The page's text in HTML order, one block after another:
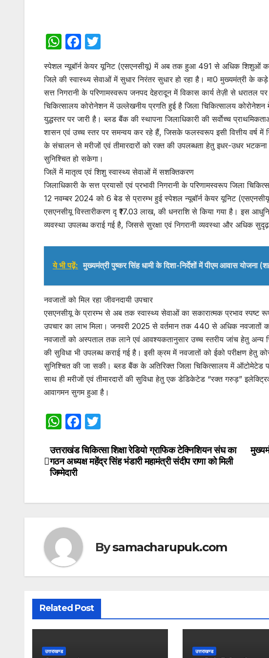
W
at
s
A
p
p
F
a
c
e
b
o
o
k
w
itt
er
स्पेशल न्यूबॉर्न केयर यूनिट (एसएनसीयू) में अब तक हुआ 491 से अधिक शिशुओं का
जिले की स्वास्थ्य सेवाओं में सुधार निरंतर सुधार हो रहा है। मा0 मुख्यमंत्री के कड़े
सत्त निगरानी के परिणामस्वरूप जनपद देहरादून में विकास कार्य तेज़ी से
चिकित्सालय कोरोनेशन में उल्लेखनीय प्रगति हुई है जिला चिकित्सालय
युद्धस्तर पर जारी है। ब्लड बैंक की स्थापना जिलाधिकारी की सर्वाेच्च
शासन एवं उच्च स्तर पर समन्वय कर रहे हैं, जिसके फलस्वरूप इसी वित्तीय वर्ष में
के संचालन से मरीजों एवं तीमारदारों को रक्त की उपलब्धता हेतु इधर-उधर
सुनिश्चित हो सकेगा।
जिलें में मातृत्व एवं शिशु स्वास्थ्य सेवाओं में सशक्तिकरण
जिलाधिकारी के सत्त प्रयासों एवं प्रभावी निगरानी के परिणामस्वरूप जिला
12 नवम्बर 2024 को 6 बेड से प्रारम्भ हुई स्पेशल न्यूबॉर्न केयर यूनिट (एसएनसीयू
एसएनसीयू विस्तारीकरण दृ ₹17.03 लाख, की धनराशि से किया गया है। इस
व्यवस्था उपलब्ध कराई गई है, जिससे सुरक्षा एवं निगरानी व्यवस्था और अधिक
ये भी पढ़ें: मुख्यमंत्री पुष्कर सिंह धामी के दिशा-निर्देशों में पीएम आवास योजना
नवजातों को मिल रहा जीवनदायी उपचार
एसएनसीयू के प्रारम्भ से अब तक स्वास्थ्य सेवाओं का सकारात्मक प्रभाव स्पष्ट
उपचार का लाभ मिला। जनवरी 2025 से वर्तमान तक 440 से अधिक नवजातों
नवजातों को अस्पताल तक लाने एवं आवश्यकतानुसार उच्च स्तरीय जांच हेतु अन्य
की सुविधा भी उपलब्ध कराई गई है। इसी क्रम में नवजातों को ईको परीक्षण हेतु
सुनिश्चित की जा सकी। ब्लड बैंक के अतिरिक्त जिला चिकित्सालय में ऑटोमेटेड
साथ ही मरीजों एवं तीमारदारों की सुविधा हेतु एक डेडिकेटेड “रक्त गरुड़”
आवागमन सुगम हुआ है।
W
at
s
p
F
c
e
o
itt
er
Post
navigation
उत्तराखंड चिकित्सा शिक्षा रेडियो ग्राफिक टेक्निशियन संघ का
गठन अध्यक्ष महेंद्र सिंह भंडारी महामंत्री संदीप राणा को मिली
जिम्मेदारी
Bysamacharupuk.com
Related Post
उत्तराखण्ड उत्तराखण्ड